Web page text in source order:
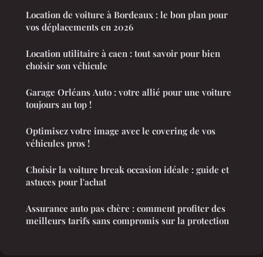
Location de voiture à Bordeaux : le bon plan pour
vos déplacements en 2026
Location utilitaire à caen : tout savoir pour bien
choisir son véhicule
Garage Orléans Auto : votre allié pour une voiture
toujours au top !
Optimisez votre image avec le covering de vos
véhicules pros !
Choisir la voiture break occasion idéale : guide et
astuces pour l'achat
Assurance auto pas chère : comment profiter des
meilleurs tarifs sans compromis sur la protection